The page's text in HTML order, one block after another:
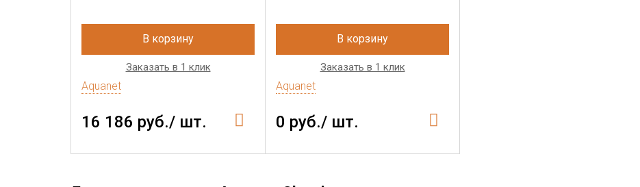
В корзину
Заказать в 1 клик
Aquanet
16 186 руб./ шт.
В корзину
Заказать в 1 клик
Aquanet
0 руб./ шт.